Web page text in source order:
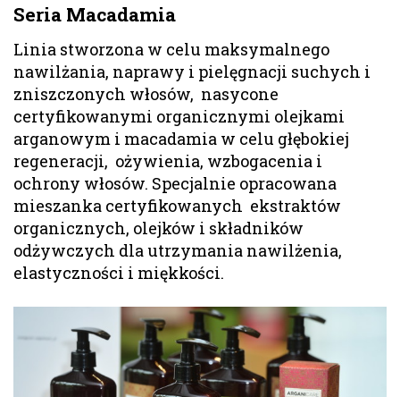
Seria Macadamia
Linia stworzona w celu maksymalnego
nawilżania, naprawy i pielęgnacji suchych i
zniszczonych włosów, nasycone
certyfikowanymi organicznymi olejkami
arganowym i macadamia w celu głębokiej
regeneracji, ożywienia, wzbogacenia i
ochrony włosów. Specjalnie opracowana
mieszanka certyfikowanych ekstraktów
organicznych, olejków i składników
odżywczych dla utrzymania nawilżenia,
elastyczności i miękkości.